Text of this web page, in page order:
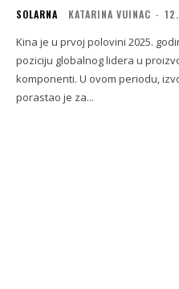
SOLARNA KATARINA VUINAC -
Kina je u prvoj polovini 2025.
poziciju globalnog lidera u
komponenti. U ovom periodu,
porastao je za...